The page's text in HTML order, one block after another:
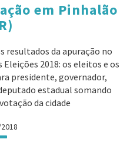
em Pinhalão
resultados da apuração no
2018: os eleitos e os
presidente, governador,
estadual somando
da cidade